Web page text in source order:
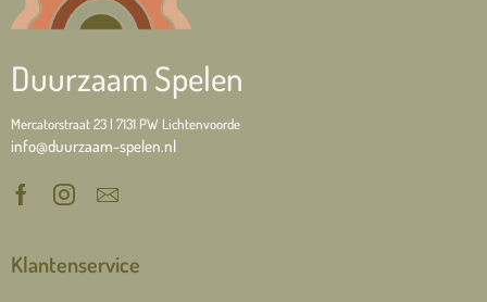
Duurzaam Spelen
Mercatorstraat 23 | 7131 PW Lichtenvoorde
info@duurzaam-spelen.nl
Klantenservice